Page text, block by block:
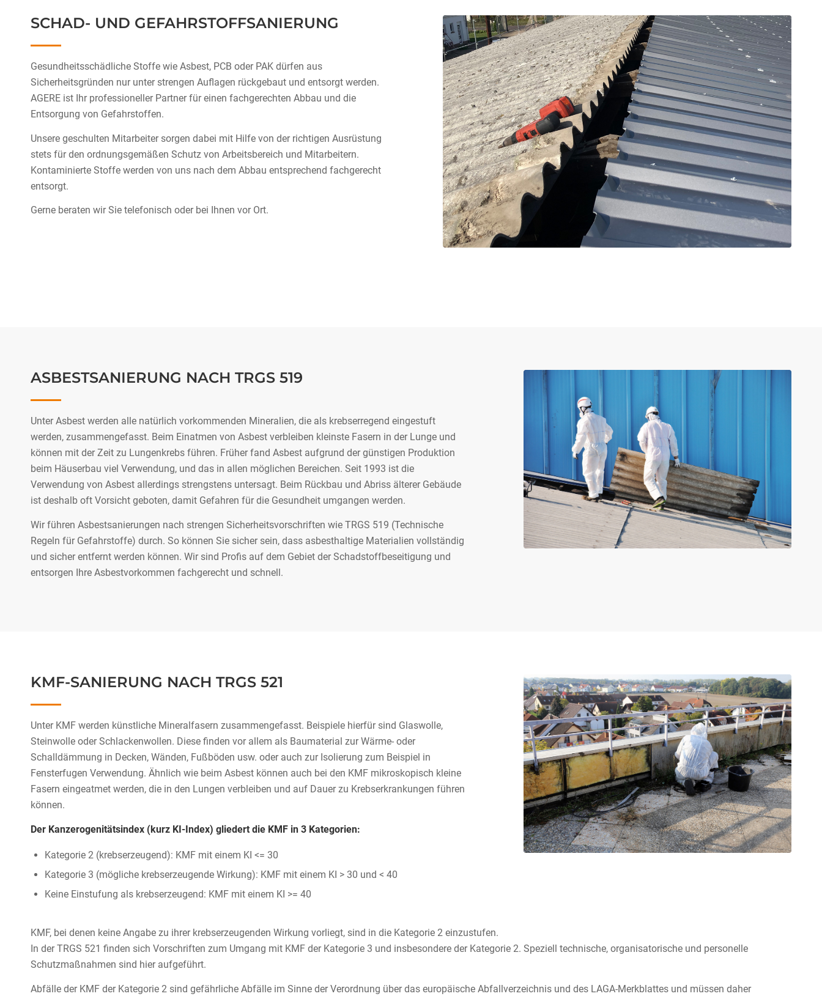
SCHAD- UND GEFAHRSTOFF­SANIERUNG
Gesundheitsschädliche Stoffe wie Asbest, PCB oder PAK dürfen aus
Sicherheitsgründen nur unter strengen Auflagen rückgebaut und entsorgt werden.
AGERE ist Ihr professioneller Partner für einen fachgerechten Abbau und die
Entsorgung von Gefahrstoffen.
Unsere geschulten Mitarbeiter sorgen dabei mit Hilfe von der richtigen Ausrüstung
stets für den ordnungsgemäßen Schutz von Arbeitsbereich und Mitarbeitern.
Kontaminierte Stoffe werden von uns nach dem Abbau entsprechend fachgerecht
entsorgt.
Gerne beraten wir Sie telefonisch oder bei Ihnen vor Ort.
ASBESTSANIERUNG NACH TRGS 519
Unter Asbest werden alle natürlich vorkommenden Mineralien, die als krebserregend eingestuft
werden, zusammengefasst. Beim Einatmen von Asbest verbleiben kleinste Fasern in der Lunge und
können mit der Zeit zu Lungenkrebs führen. Früher fand Asbest aufgrund der günstigen Produktion
beim Häuserbau viel Verwendung, und das in allen möglichen Bereichen. Seit 1993 ist die
Verwendung von Asbest allerdings strengstens untersagt. Beim Rückbau und Abriss älterer Gebäude
ist deshalb oft Vorsicht geboten, damit Gefahren für die Gesundheit umgangen werden.
Wir führen Asbestsanierungen nach strengen Sicherheitsvorschriften wie TRGS 519 (Technische
Regeln für Gefahrstoffe) durch. So können Sie sicher sein, dass asbesthaltige Materialien vollständig
und sicher entfernt werden können. Wir sind Profis auf dem Gebiet der Schadstoffbeseitigung und
entsorgen Ihre Asbestvorkommen fachgerecht und schnell.
KMF-SANIERUNG NACH TRGS 521
Unter KMF werden künstliche Mineralfasern zusammengefasst. Beispiele hierfür sind Glaswolle,
Steinwolle oder Schlackenwollen. Diese finden vor allem als Baumaterial zur Wärme- oder
Schalldämmung in Decken, Wänden, Fußböden usw. oder auch zur Isolierung zum Beispiel in
Fensterfugen Verwendung. Ähnlich wie beim Asbest können auch bei den KMF mikroskopisch kleine
Fasern eingeatmet werden, die in den Lungen verbleiben und auf Dauer zu Krebserkrankungen führen
können.
Der Kanzerogenitätsindex (kurz KI-Index) gliedert die KMF in 3 Kategorien:
Kategorie 2 (krebserzeugend): KMF mit einem KI <= 30
Kategorie 3 (mögliche krebserzeugende Wirkung): KMF mit einem KI > 30 und < 40
Keine Einstufung als krebserzeugend: KMF mit einem KI >= 40
KMF, bei denen keine Angabe zu ihrer krebserzeugenden Wirkung vorliegt, sind in die Kategorie 2 einzustufen.
In der TRGS 521 finden sich Vorschriften zum Umgang mit KMF der Kategorie 3 und insbesondere der Kategorie 2. Speziell technische, organisatorische und personelle
Schutzmaßnahmen sind hier aufgeführt.
Abfälle der KMF der Kategorie 2 sind gefährliche Abfälle im Sinne der Verordnung über das europäische Abfallverzeichnis und des LAGA-Merkblattes und müssen daher